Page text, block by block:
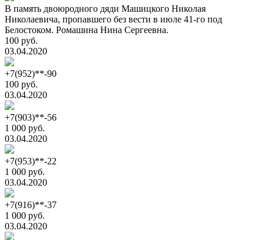
В память двоюродного дяди Машицкого Николая
Николаевича, пропавшего без вести в июле 41-го под
Белостоком. Ромашина Нина Сергеевна.
100 руб.
03.04.2020
+7(952)**-90
100 руб.
03.04.2020
+7(903)**-56
1 000 руб.
03.04.2020
+7(953)**-22
1 000 руб.
03.04.2020
+7(916)**-37
1 000 руб.
03.04.2020